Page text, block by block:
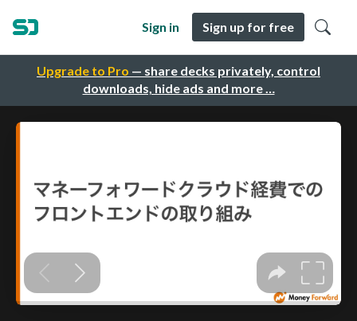
Upgrade to Pro — share decks privately, control
downloads, hide ads and more …
Sign in Sign up for free